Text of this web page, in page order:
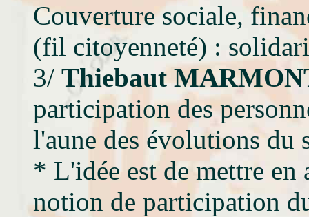
Couverture sociale,
(fil citoyenneté) :
3/ Thiebaut
participation des
l'aune des évolutions du
* L'idée est de mettre en
notion de participation